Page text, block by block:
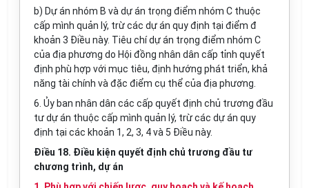
b) Dự án nhóm B và dự án trọng điểm nhóm C thuộc
cấp mình quản lý, trừ các dự án quy định tại điểm đ
khoản 3 Điều này. Tiêu chí dự án trọng điểm nhóm C
của địa phương do Hội đồng nhân dân cấp tỉnh quyết
định phù hợp với mục tiêu, định hướng phát triển, khả
năng tài chính và đặc điểm cụ thể của địa phương.
6. Ủy ban nhân dân các cấp quyết định chủ trương đầu
tư dự án thuộc cấp mình quản lý, trừ các dự án quy
định tại các khoản 1, 2, 3, 4 và 5 Điều này.
Điều 18. Điều kiện quyết định chủ trương đầu tư
chương trình, dự án